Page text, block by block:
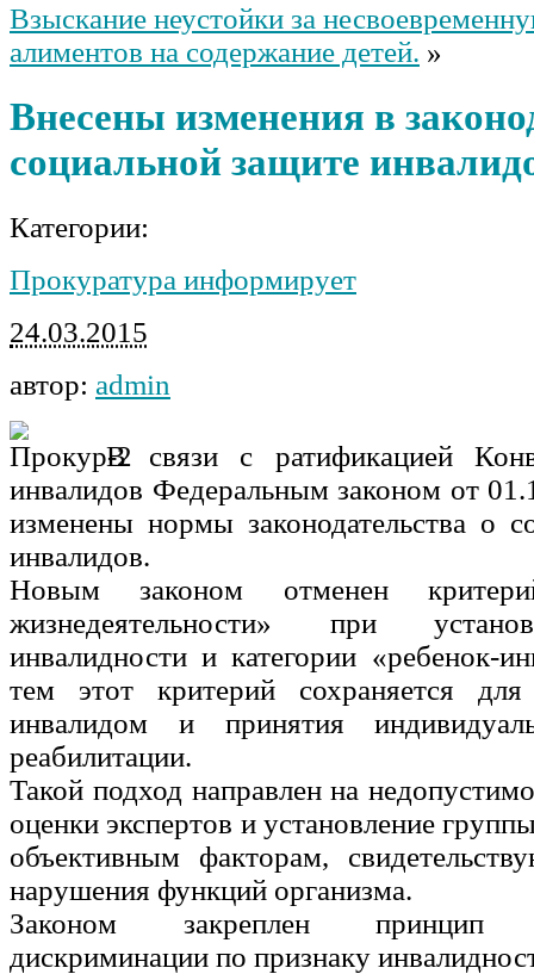
Взыскание неустойки за
алиментов на содержание детей. »
Внесены изменения в
социальной защите
Категории:
Прокуратура информирует
24.03.2015
автор: admin
В связи с ратификацией
инвалидов Федеральным законом от
изменены нормы законодательства о
инвалидов.
Новым законом отменен
жизнедеятельности» при
инвалидности и категории «ребенок-
тем этот критерий сохраняется
инвалидом и принятия
реабилитации.
Такой подход направлен на
оценки экспертов и установление
объективным факторам,
нарушения функций организма.
Законом закреплен принцип
дискриминации по признаку